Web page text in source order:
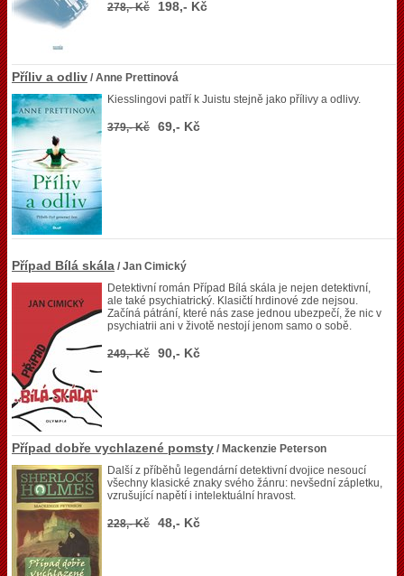
278,- Kč 198,- Kč
Příliv a odliv / Anne Prettinová
Kiesslingovi patří k Juistu stejně jako přílivy a odlivy.
379,- Kč 69,- Kč
Případ Bílá skála / Jan Cimický
Detektivní román Případ Bílá skála je nejen detektivní,
ale také psychiatrický. Klasičtí hrdinové zde nejsou.
Začíná pátrání, které nás zase jednou ubezpečí, že nic v
psychiatrii ani v životě nestojí jenom samo o sobě.
249,- Kč 90,- Kč
Případ dobře vychlazené pomsty / Mackenzie Peterson
Další z příběhů legendární detektivní dvojice nesoucí
všechny klasické znaky svého žánru: nevšední zápletku,
vzrušující napětí i intelektuální hravost.
228,- Kč 48,- Kč